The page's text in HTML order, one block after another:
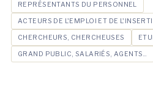
REPRÉSENTANTS DU PERSONNEL
ACTEURS DE L'EMPLOI ET DE
CHERCHEURS, CHERCHEUSES
GRAND PUBLIC, SALARIÉS, AGENTS...